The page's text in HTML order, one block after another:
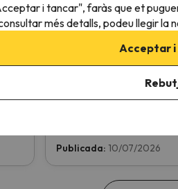
Reserva la teva
gratis per a la
Esquiades.com!
Reserva la teva propera
Publicada: 10/07/2026
i tancar", faràs que et
més detalls, podeu llegir la
Acceptar